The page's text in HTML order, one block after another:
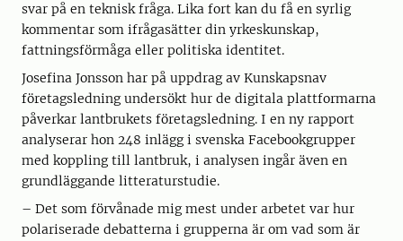
svar på en teknisk fråga. Lika fort kan du få en syrlig
kommentar som ifrågasätter din yrkeskunskap,
fattningsförmåga eller politiska identitet.
Josefina Jonsson har på uppdrag av Kunskapsnav
företagsledning undersökt hur de digitala plattformarna
påverkar lantbrukets företagsledning. I en ny rapport
analyserar hon 248 inlägg i svenska Facebookgrupper
med koppling till lantbruk, i analysen ingår även en
grundläggande litteraturstudie.
– Det som förvånade mig mest under arbetet var hur
polariserade debatterna i grupperna är om vad som är